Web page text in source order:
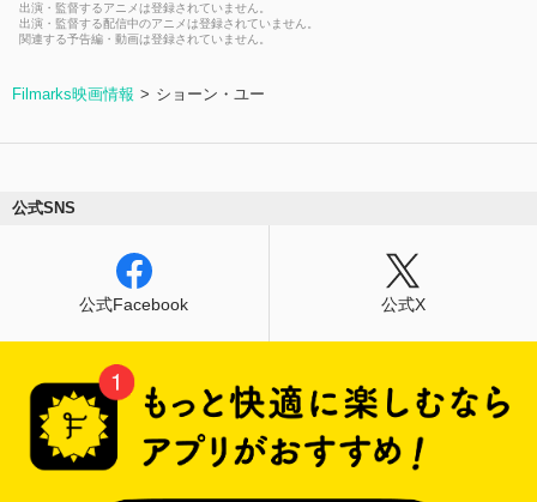
出演・監督するアニメは登録されていません。
出演・監督する配信中のアニメは登録されていません。
関連する予告編・動画は登録されていません。
Filmarks映画情報 ショーン・ユー
公式SNS
公式Facebook 公式X